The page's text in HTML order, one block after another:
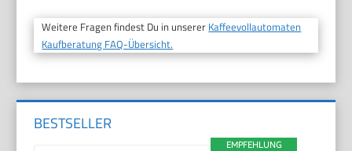
Weitere Fragen findest Du in unserer Kaffeevollautomaten
Kaufberatung FAQ-Übersicht.
BESTSELLER
EMPFEHLUNG